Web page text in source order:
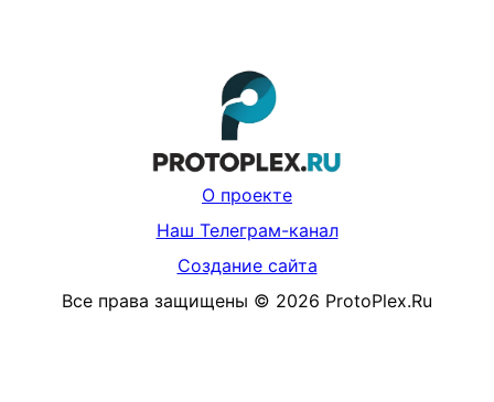
О проекте
Наш Телеграм-канал
Создание сайта
Все права защищены © 2026 ProtoPlex.Ru